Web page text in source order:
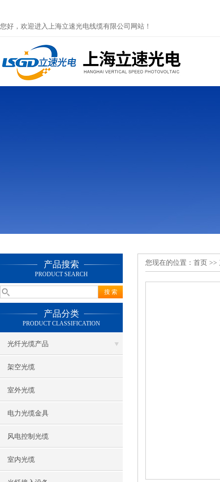
您好，欢迎进入上海立速光电线缆有限公司网站！
产品搜索
PRODUCT SEARCH
产品分类
PRODUCT CLASSIFICATION
光纤光缆产品
架空光缆
室外光缆
电力光缆金具
风电控制光缆
室内光缆
您现在的位置： 首页 >>